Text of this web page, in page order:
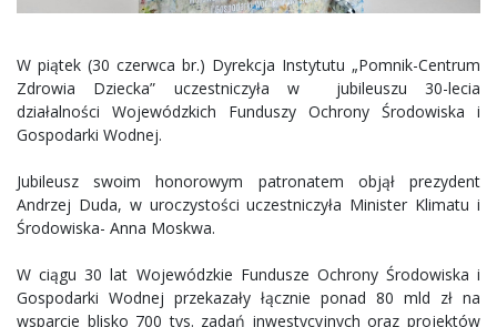
W piątek (30 czerwca br.) Dyrekcja Instytutu „Pomnik-Centrum
Zdrowia Dziecka” uczestniczyła w jubileuszu 30-lecia
działalności Wojewódzkich Funduszy Ochrony Środowiska i
Gospodarki Wodnej.
Jubileusz swoim honorowym patronatem objął prezydent
Andrzej Duda, w uroczystości uczestniczyła Minister Klimatu i
Środowiska- Anna Moskwa.
W ciągu 30 lat Wojewódzkie Fundusze Ochrony Środowiska i
Gospodarki Wodnej przekazały łącznie ponad 80 mld zł na
wsparcie blisko 700 tys. zadań inwestycyjnych oraz projektów